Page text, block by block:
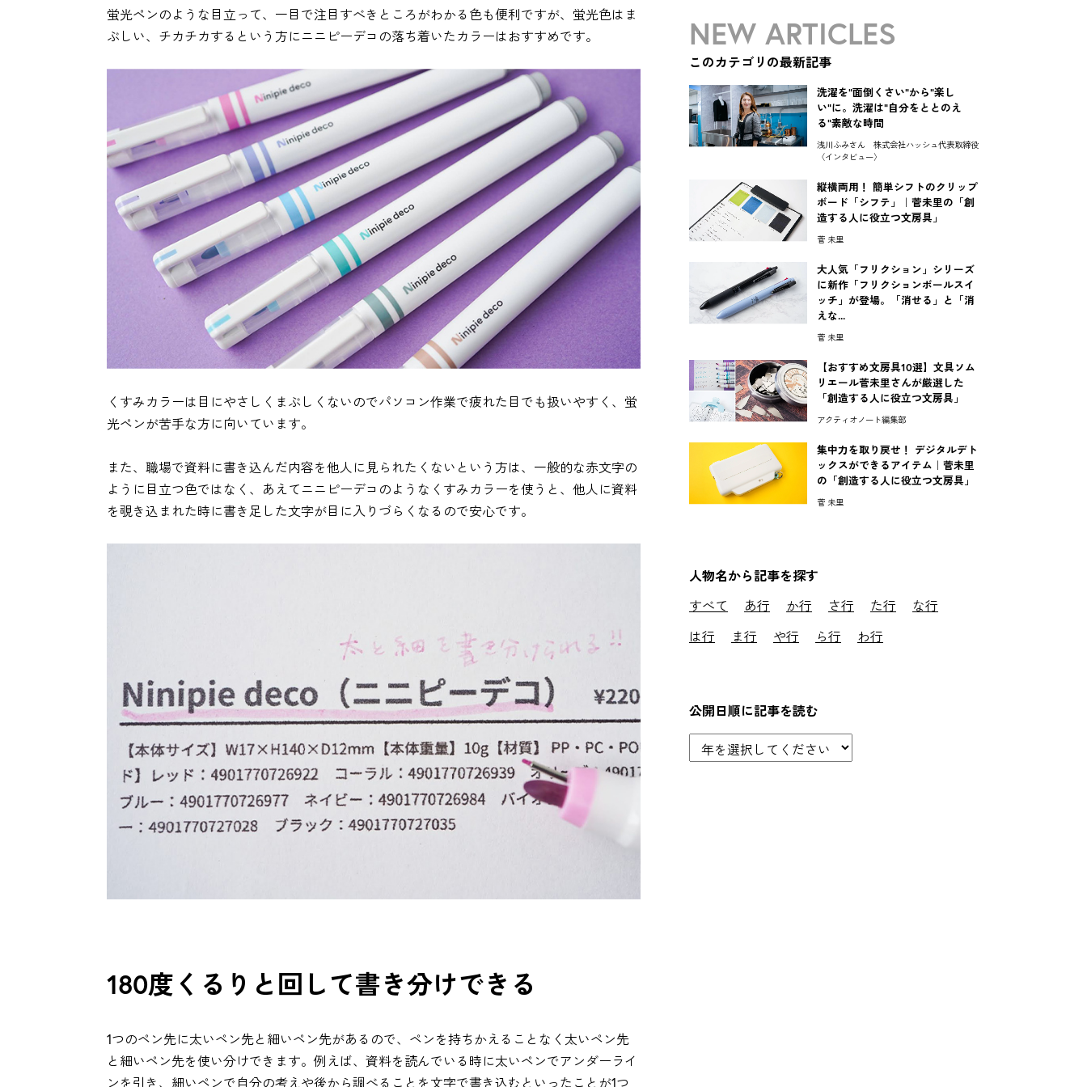
蛍光ペンのような目立って、一目で注目すべきところがわかる色も便利ですが、蛍光色はま
ぶしい、チカチカするという方にニニピーデコの落ち着いたカラーはおすすめです。
くすみカラーは目にやさしくまぶしくないのでパソコン作業で疲れた目でも扱いやすく、蛍
光ペンが苦手な方に向いています。
また、職場で資料に書き込んだ内容を他人に見られたくないという方は、一般的な赤文字の
ように目立つ色ではなく、あえてニニピーデコのようなくすみカラーを使うと、他人に資料
を覗き込まれた時に書き足した文字が目に入りづらくなるので安心です。
180度くるりと回して書き分けできる
1つのペン先に太いペン先と細いペン先があるので、ペンを持ちかえることなく太いペン先
と細いペン先を使い分けできます。例えば、資料を読んでいる時に太いペンでアンダーライ
ンを引き、細いペンで自分の考えや後から調べることを文字で書き込むといったことが1つ
NEW ARTICLES
このカテゴリの最新記事
洗濯を"面倒くさい"から"楽し
い"に。洗濯は"自分をととのえ
る"素敵な時間
浅川ふみさん 株式会社ハッシュ代表取締役
〈インタビュー〉
縦横両用！ 簡単シフトのクリップ
ボード「シフテ」｜菅未里の「創
造する人に役立つ文房具」
菅 未里
大人気「フリクション」シリーズ
に新作「フリクションボールスイ
ッチ」が登場。「消せる」と「消
えな...
菅 未里
【おすすめ文房具10選】文具ソム
リエール菅未里さんが厳選した
「創造する人に役立つ文房具」
アクティオノート編集部
集中力を取り戻せ！ デジタルデト
ックスができるアイテム｜菅未里
の「創造する人に役立つ文房具」
菅 未里
人物名から記事を探す
すべて
あ行 か行 さ行 た行
な行
は行
ま行 や行 ら行 わ行
公開日順に記事を読む